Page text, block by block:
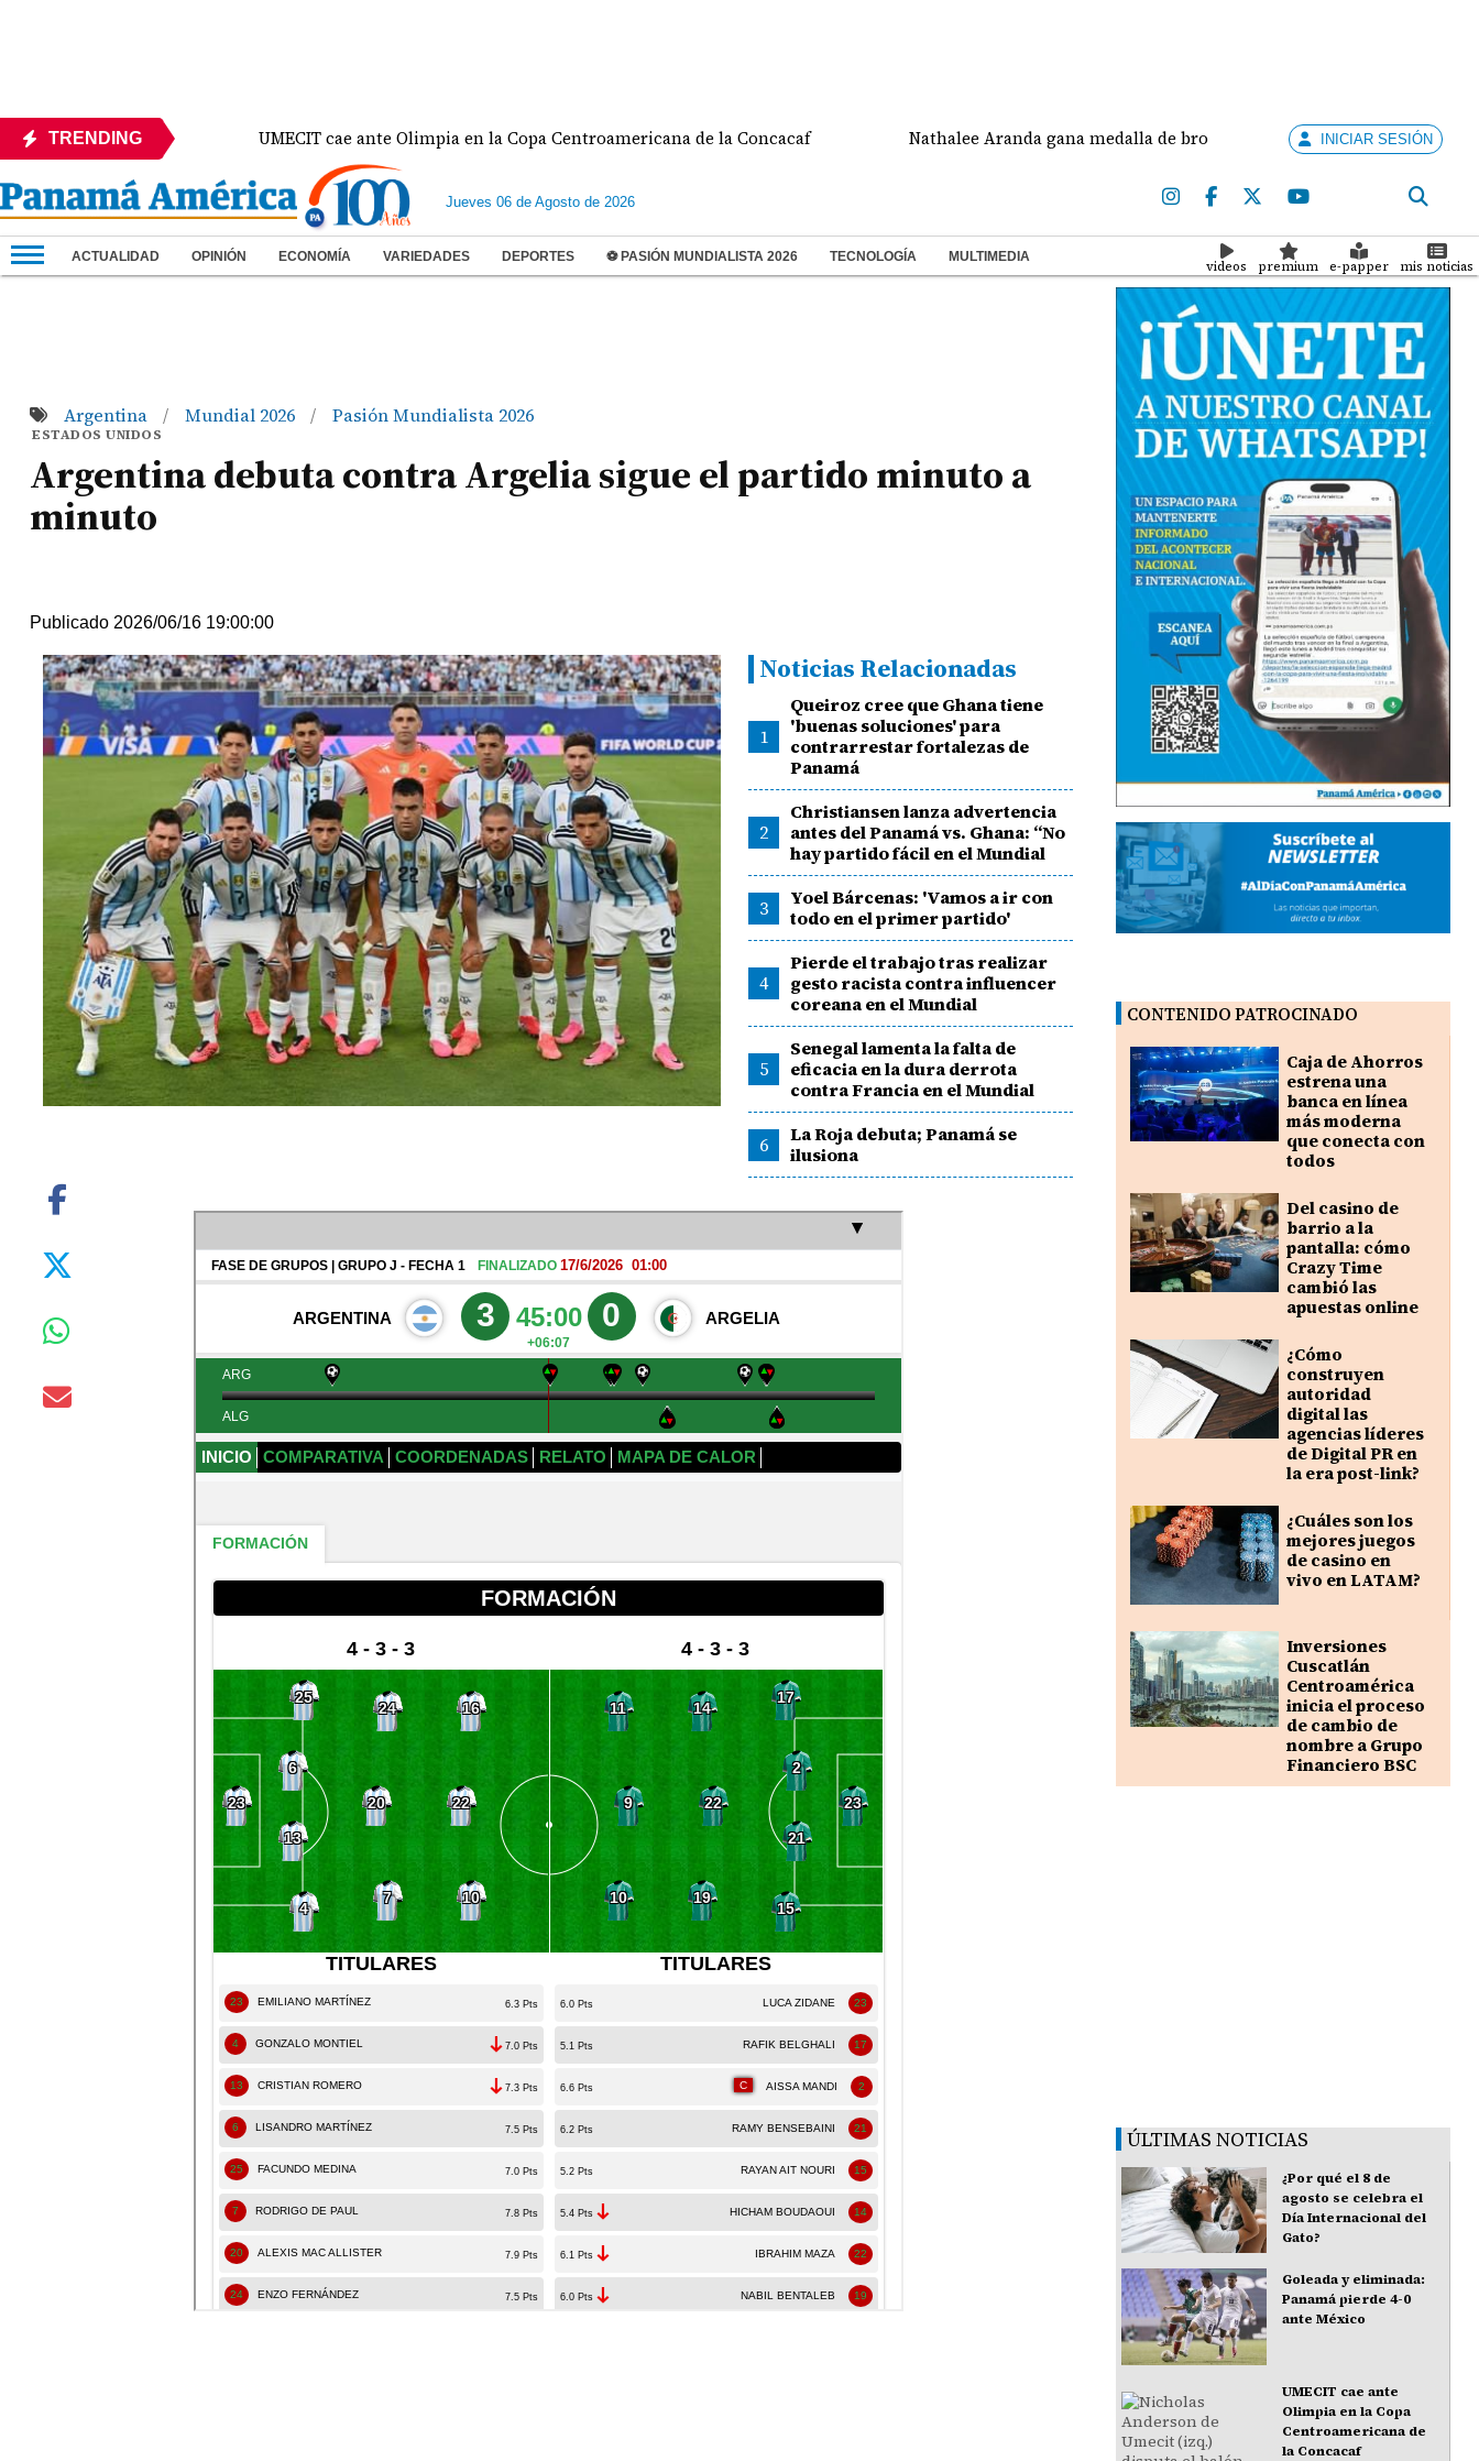
TRENDING
México UMECIT cae ante Olimpia en la Copa Centroamericana de la Concacaf Nathalee Aranda gana medalla de bronce en salto largo femeninoINICIAR SESIÓN
Jueves 06 de Agosto de 2026
ACTUALIDAD OPINIÓN ECONOMÍA VARIEDADES DEPORTES ⚽ PASIÓN MUNDIALISTA 2026 TECNOLOGÍA MULTIMEDIA
videos premium e-papper mis noticias
Argentina / Mundial 2026 / Pasión Mundialista 2026
ESTADOS UNIDOS
Argentina debuta contra Argelia sigue el partido minuto a
minuto
Publicado 2026/06/16 19:00:00
Noticias Relacionadas
1
Queiroz cree que Ghana tiene
'buenas soluciones' para
contrarrestar fortalezas de
Panamá
2
Christiansen lanza advertencia
antes del Panamá vs. Ghana: “No
hay partido fácil en el Mundial
3
Yoel Bárcenas: 'Vamos a ir con
todo en el primer partido'
4
Pierde el trabajo tras realizar
gesto racista contra influencer
coreana en el Mundial
5
Senegal lamenta la falta de
eficacia en la dura derrota
contra Francia en el Mundial
6
La Roja debuta; Panamá se
ilusiona
CONTENIDO PATROCINADO
Caja de Ahorros
estrena una
banca en línea
más moderna
que conecta con
todos
Del casino de
barrio a la
pantalla: cómo
Crazy Time
cambió las
apuestas online
¿Cómo
construyen
autoridad
digital las
agencias líderes
de Digital PR en
la era post-link?
¿Cuáles son los
mejores juegos
de casino en
vivo en LATAM?
Inversiones
Cuscatlán
Centroamérica
inicia el proceso
de cambio de
nombre a Grupo
Financiero BSC
ÚLTIMAS NOTICIAS
¿Por qué el 8 de
agosto se celebra el
Día Internacional del
Gato?
Goleada y eliminada:
Panamá pierde 4-0
ante México
UMECIT cae ante
Olimpia en la Copa
Centroamericana de
la Concacaf